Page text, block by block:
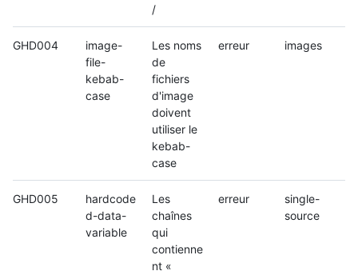
/
GHD004
image-
file-
kebab-
case
Les noms
de
fichiers
d'image
doivent
utiliser le
kebab-
case
erreur images
GHD005
hardcode
d-data-
variable
Les
chaînes
qui
contienne
nt «
erreur
single-
source